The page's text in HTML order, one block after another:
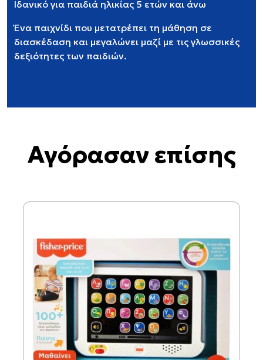
Ιδανικό για παιδιά ηλικίας 5 ετών και άνω
Ένα παιχνίδι που μετατρέπει τη μάθηση σε
διασκέδαση και μεγαλώνει μαζί με τις γλωσσικές
δεξιότητες των παιδιών.
Αγόρασαν επίσης